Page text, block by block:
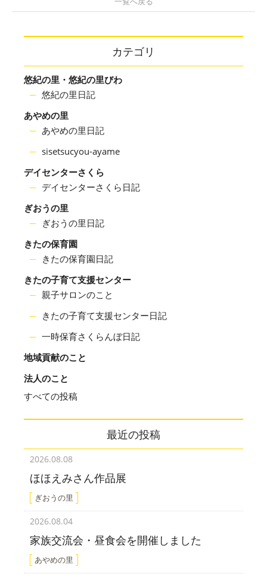
カテゴリ
悠紀の里・悠紀の里びわ
悠紀の里日記
あやめの里
あやめの里日記
sisetsucyou-ayame
デイセンターさくら
デイセンターさくら日記
ぎおうの里
ぎおうの里日記
きたの保育園
きたの保育園日記
きたの子育て支援センター
親子サロンのこと
きたの子育て支援センター日記
一時保育さくらんぼ日記
地域貢献のこと
法人のこと
すべての投稿
最近の投稿
2026.08.08
ほほえみさん作品展
ぎおうの里
2026.08.04
家族交流会・昼食会を開催しました
あやめの里